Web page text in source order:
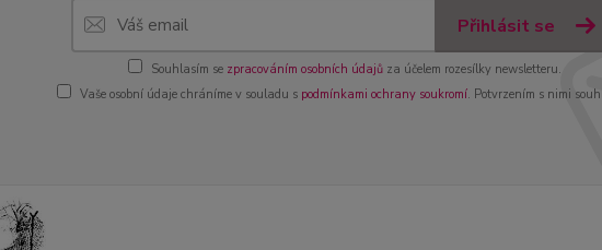
Přihlásit se
Souhlasím se zpracováním osobních údajů za účelem rozesílky newsletteru.
Vaše osobní údaje chráníme v souladu s podmínkami ochrany soukromí. Potvrzením s nimi